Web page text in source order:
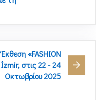
«FASHION
στις 22 - 24
Οκτωβρίου 2025